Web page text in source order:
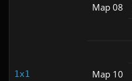
1x1
Map 08
Map 10